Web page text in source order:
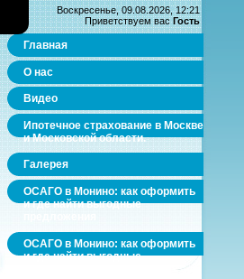
Воскресенье, 09.08.2026, 12:21
Приветствуем вас Гость
Главная
О нас
Видео
Ипотечное страхование в Москве
и Московской области.
Галерея
ОСАГО в Монино: как оформить
и где найти выгодные
ОСАГО в Монино: как оформить
и где найти выгодные